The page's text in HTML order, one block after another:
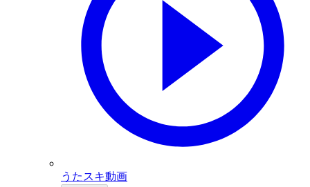
うたスキ動画